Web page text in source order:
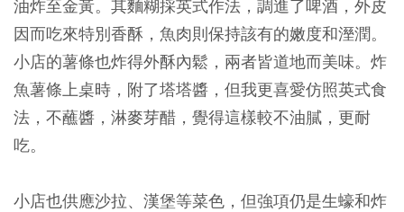
油炸至金黃。其麵糊採英式作法，調進了啤酒，外皮
因而吃來特別香酥，魚肉則保持該有的嫩度和溼潤。
小店的薯條也炸得外酥內鬆，兩者皆道地而美味。炸
魚薯條上桌時，附了塔塔醬，但我更喜愛仿照英式食
法，不蘸醬，淋麥芽醋，覺得這樣較不油膩，更耐
吃。
小店也供應沙拉、漢堡等菜色，但強項仍是生蠔和炸